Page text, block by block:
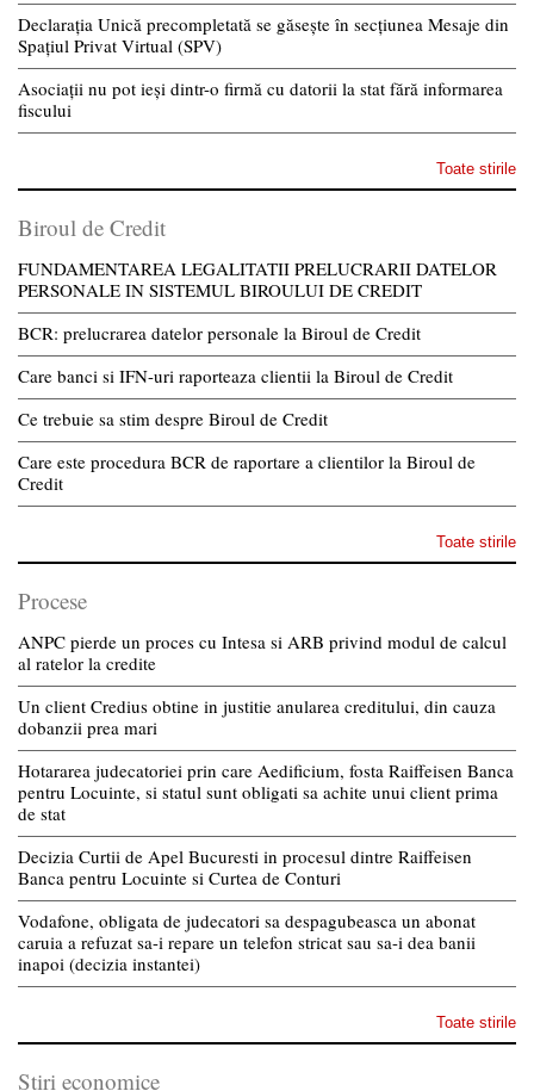
Declarația Unică precompletată se găsește în secțiunea Mesaje din
Spațiul Privat Virtual (SPV)
Asociații nu pot ieși dintr-o firmă cu datorii la stat fără informarea
fiscului
Toate stirile
Biroul de Credit
FUNDAMENTAREA LEGALITATII PRELUCRARII DATELOR
PERSONALE IN SISTEMUL BIROULUI DE CREDIT
BCR: prelucrarea datelor personale la Biroul de Credit
Care banci si IFN-uri raporteaza clientii la Biroul de Credit
Ce trebuie sa stim despre Biroul de Credit
Care este procedura BCR de raportare a clientilor la Biroul de
Credit
Toate stirile
Procese
ANPC pierde un proces cu Intesa si ARB privind modul de calcul
al ratelor la credite
Un client Credius obtine in justitie anularea creditului, din cauza
dobanzii prea mari
Hotararea judecatoriei prin care Aedificium, fosta Raiffeisen Banca
pentru Locuinte, si statul sunt obligati sa achite unui client prima
de stat
Decizia Curtii de Apel Bucuresti in procesul dintre Raiffeisen
Banca pentru Locuinte si Curtea de Conturi
Vodafone, obligata de judecatori sa despagubeasca un abonat
caruia a refuzat sa-i repare un telefon stricat sau sa-i dea banii
inapoi (decizia instantei)
Toate stirile
Stiri economice